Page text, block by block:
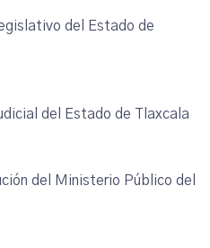
del Estado de
del Estado de Tlaxcala
del Ministerio Público del